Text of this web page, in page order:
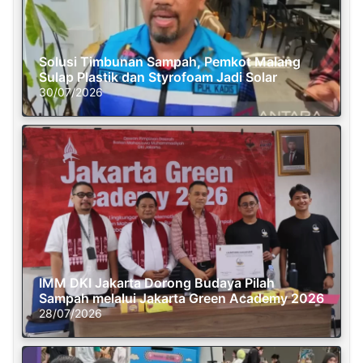
Solusi Timbunan Sampah, Pemkot Malang
Sulap Plastik dan Styrofoam Jadi Solar
30/07/2026
IMM DKI Jakarta Dorong Budaya Pilah
Sampah melalui Jakarta Green Academy 2026
28/07/2026